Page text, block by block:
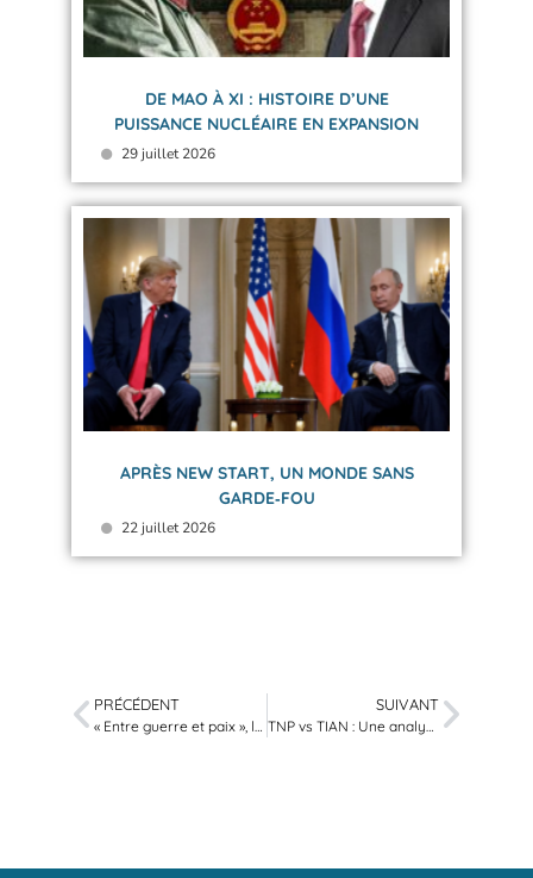
DE MAO À XI : HISTOIRE D’UNE
PUISSANCE NUCLÉAIRE EN EXPANSION
29 juillet 2026
APRÈS NEW START, UN MONDE SANS
GARDE‑FOU
22 juillet 2026
PRÉCÉDENT
« Entre guerre et paix », le dernier ouvrage de Sundeep Waslekar
SUIVANT
TNP vs TIAN : Une analyse des obstacles et des opportunités selon le Critical Will – Briefing Book 2024